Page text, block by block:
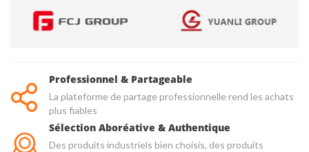
Professionnel & Partageable
La plateforme de partage professionnelle rend les achats
plus fiables
Sélection Aboréative & Authentique
Des produits industriels bien choisis, des produits